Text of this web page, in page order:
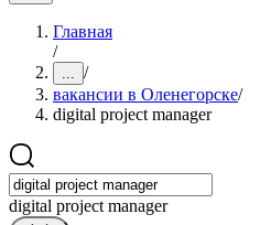
Главная
/
... /
вакансии в Оленегорске/
digital project manager
digital project manager